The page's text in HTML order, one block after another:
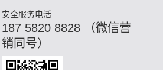
安全服务电活
187 5820 8828 （微信营
销同号）